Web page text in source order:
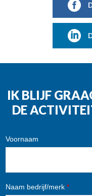
IK BLIJF
DE
Voornaam
Naam bedrijf/merk *